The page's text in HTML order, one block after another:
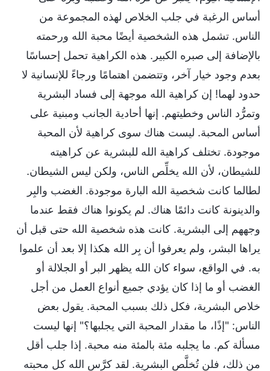
أساس الرغبة في جلب الخلاص لهذه المجموعة من
الناس. تشمل هذه الشخصية أيضًا محبة الله ورحمته
بالإضافة إلى صبره الكبير. هذه الكراهية تحمل إحساسًا
بعدم وجود خيار آخر، وتتضمن اهتمامًا ورجاءً للإنسانية لا
حدود لهما! إن كراهية الله موجهة إلى فساد البشرية
وتمرُّد الناس وخطيتهم. إنها أحادية الجانب ومبنية على
أساس المحبة. ليست هناك سوى كراهية لأن المحبة
موجودة. تختلف كراهية الله للبشرية عن كراهيته
للشيطان، لأن الله يخلِّص الناس، ولكن ليس الشيطان.
لطالما كانت شخصية الله البارة موجودة. الغضب والبِر
والدينونة كانت دائمًا هناك. لم يكونوا هناك فقط عندما
وجههم إلى البشرية. كانت هذه شخصية الله حتى قبل أن
يراها البشر، ولم يعرفوا أن بِر الله هكذا إلا بعد أن علموا
به. في الواقع، سواء كان الله يظهر البر أو الجلالة أو
الغضب أو ما إذا كان يؤدي جميع أنواع العمل من أجل
خلاص البشرية، فكل ذلك بسبب المحبة. يقول بعض
الناس: "إذًا، ما مقدار المحبة التي يجلبها؟" إنها ليست
مسألة كم. ما يجلبه مئة بالمئة منه محبة. إذا جلب أقل
من ذلك، فلن تُخلَّص البشرية. لقد كرَّس الله كل محبته